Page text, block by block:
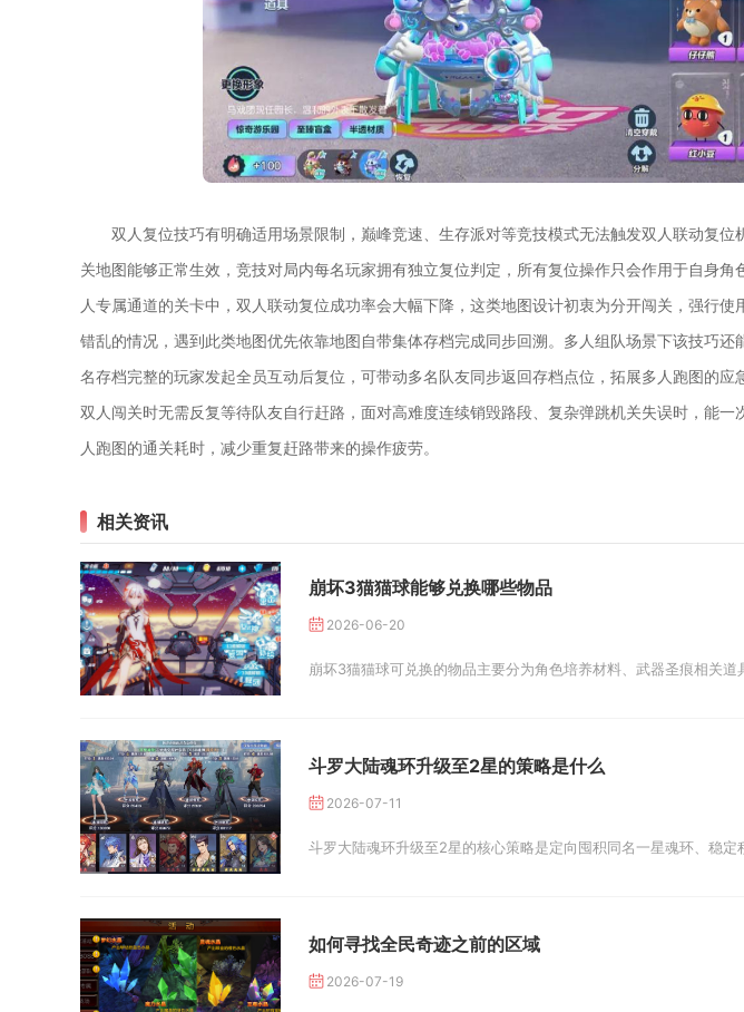
双人复位技巧有明确适用场景限制，巅峰竞速、生存派对等竞技模式无法触发双人联动复位
关地图能够正常生效，竞技对局内每名玩家拥有独立复位判定，所有复位操作只会作用于自身
人专属通道的关卡中，双人联动复位成功率会大幅下降，这类地图设计初衷为分开闯关，强行使
错乱的情况，遇到此类地图优先依靠地图自带集体存档完成同步回溯。多人组队场景下该技巧还
名存档完整的玩家发起全员互动后复位，可带动多名队友同步返回存档点位，拓展多人跑图的应
双人闯关时无需反复等待队友自行赶路，面对高难度连续销毁路段、复杂弹跳机关失误时，能一
人跑图的通关耗时，减少重复赶路带来的操作疲劳。
相关资讯
崩坏3猫猫球能够兑换哪些物品
2026-06-20
崩坏3猫猫球可兑换的物品主要分为角色培养材料、武器圣痕相关
斗罗大陆魂环升级至2星的策略是什么
2026-07-11
斗罗大陆魂环升级至2星的核心策略是定向囤积同名一星魂环、稳
如何寻找全民奇迹之前的区域
2026-07-19